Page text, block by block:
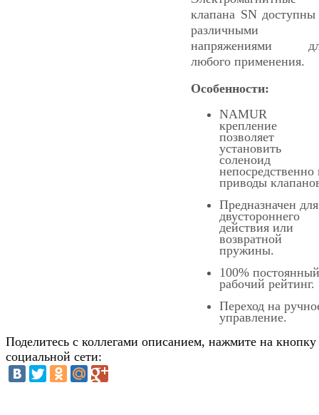
клапана SN
различными
напряжениями
любого применения.
Особенности:
NAMUR
крепление
позволяет
установить
соленоид
непосредственно
приводы
Предназначен для
двустороннего
действия или
возвратной
пружины.
100% постоянный
рабочий рейтинг.
Переход на
управление.
Поделитесь с коллегами описанием, нажмите на кнопку
социальной сети: